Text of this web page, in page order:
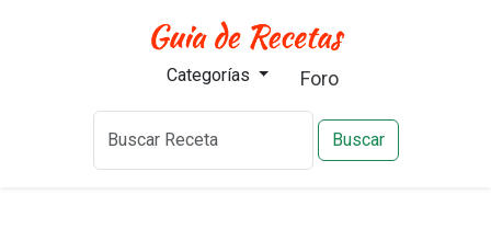
Categorías Foro
Buscar